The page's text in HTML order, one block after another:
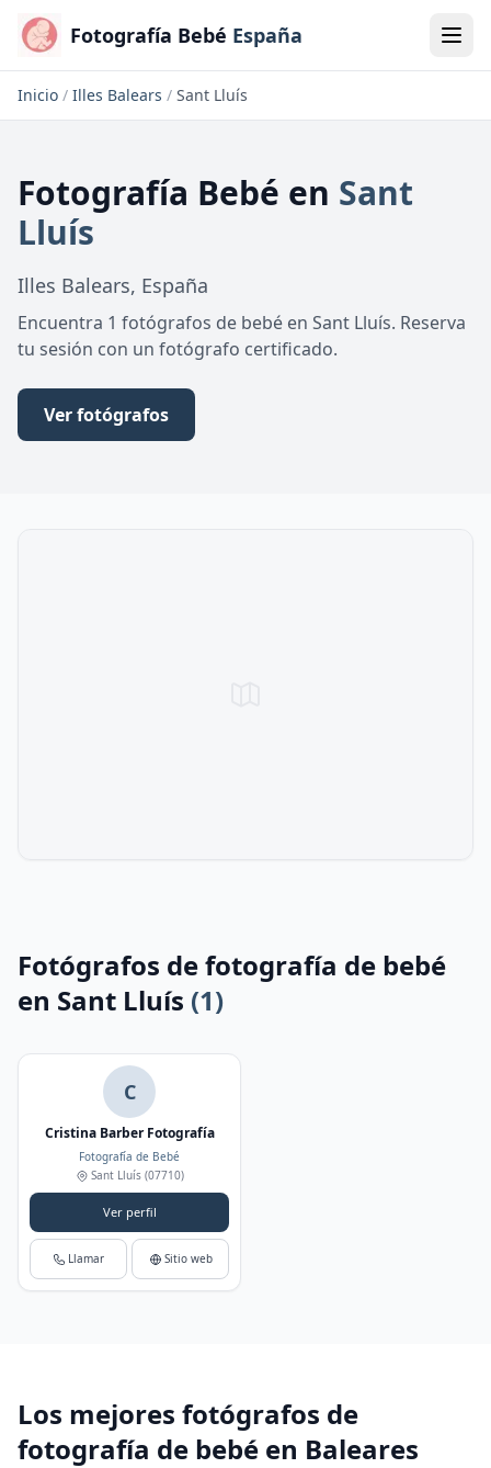
Fotografía Bebé España
Inicio / Illes Balears / Sant Lluís
Fotografía Bebé en Sant
Lluís
Illes Balears, España
Encuentra 1 fotógrafos de bebé en Sant Lluís. Reserva
tu sesión con un fotógrafo certificado.
Ver fotógrafos
Fotógrafos de fotografía de bebé
en Sant Lluís (1)
C
Cristina Barber Fotografía
Fotografía de Bebé
Sant Lluís(07710)
Ver perfil
Llamar Sitio web
Los mejores fotógrafos de
fotografía de bebé en Baleares